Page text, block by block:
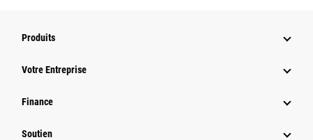
Produits
Votre Entreprise
Finance
Soutien